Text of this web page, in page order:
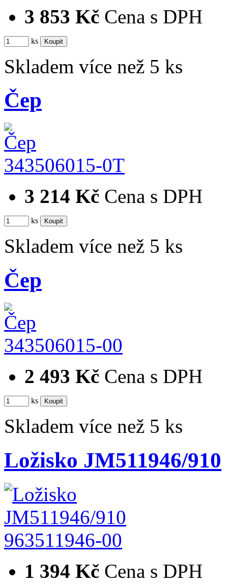
3 853 Kč Cena s DPH
ks
Skladem více než 5 ks
Čep
343506015-0T
3 214 Kč Cena s DPH
ks
Skladem více než 5 ks
Čep
343506015-00
2 493 Kč Cena s DPH
ks
Skladem více než 5 ks
Ložisko JM511946/910
963511946-00
1 394 Kč Cena s DPH